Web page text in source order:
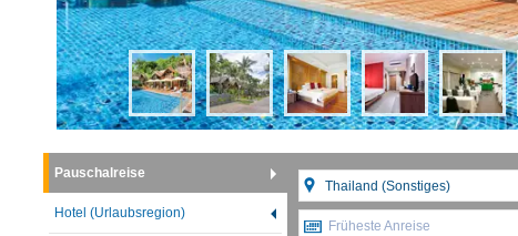
Pauschalreise
Hotel (Urlaubsregion)
Früheste Anreise